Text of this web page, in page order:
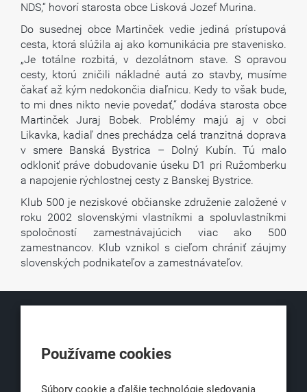
NDS,“ hovorí starosta obce Lisková Jozef Murina.
Do susednej obce Martinček vedie jediná prístupová
cesta, ktorá slúžila aj ako komunikácia pre stavenisko.
„Je totálne rozbitá, v dezolátnom stave. S opravou
cesty, ktorú zničili nákladné autá zo stavby, musíme
čakať až kým nedokončia diaľnicu. Kedy to však bude,
to mi dnes nikto nevie povedať,“ dodáva starosta obce
Martinček Juraj Bobek. Problémy majú aj v obci
Likavka, kadiaľ dnes prechádza celá tranzitná doprava
v smere Banská Bystrica – Dolný Kubín. Tú malo
odkloniť práve dobudovanie úseku D1 pri Ružomberku
a napojenie rýchlostnej cesty z Banskej Bystrice.
Klub 500 je neziskové občianske združenie založené v
roku 2002 slovenskými vlastníkmi a spoluvlastníkmi
spoločností zamestnávajúcich viac ako 500
zamestnancov. Klub vznikol s cieľom chrániť záujmy
slovenských podnikateľov a zamestnávateľov.
Obchodná 6
Používame cookies
Súbory cookie a ďalšie technológie sledovania